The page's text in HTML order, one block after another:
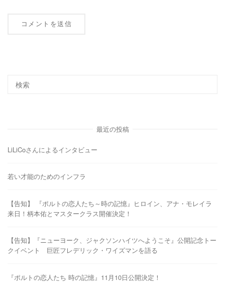
最近の投稿
LiLiCoさんによるインタビュー
若い才能のためのインフラ
【告知】 『ポルトの恋人たち～時の記憶』ヒロイン、アナ・モレイラ
来日！柄本佑とマスタークラス開催決定！
【告知】『ニューヨーク、ジャクソンハイツへようこそ』公開記念トー
クイベント 巨匠フレデリック・ワイズマンを語る
『ポルトの恋人たち 時の記憶』11月10日公開決定！